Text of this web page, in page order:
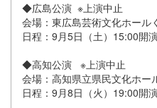
◆広島公演 ※上演
会場：東広島芸術文化ホール
日程：9月5日（土）15:00開
◆高知公演 ※上演
会場：高知県立県民文化ホー
日程：9月8日（火）19:00開